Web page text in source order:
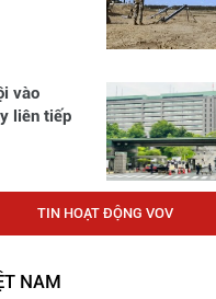
vào
liên tiếp
TIN HOẠT ĐỘNG VOV
NAM